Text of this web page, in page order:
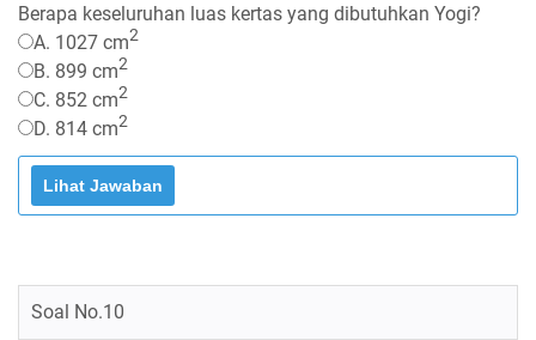
Berapa keseluruhan luas kertas yang dibutuhkan Yogi?
A. 1027 cm2
B. 899 cm2
C. 852 cm2
D. 814 cm2
Soal No.10